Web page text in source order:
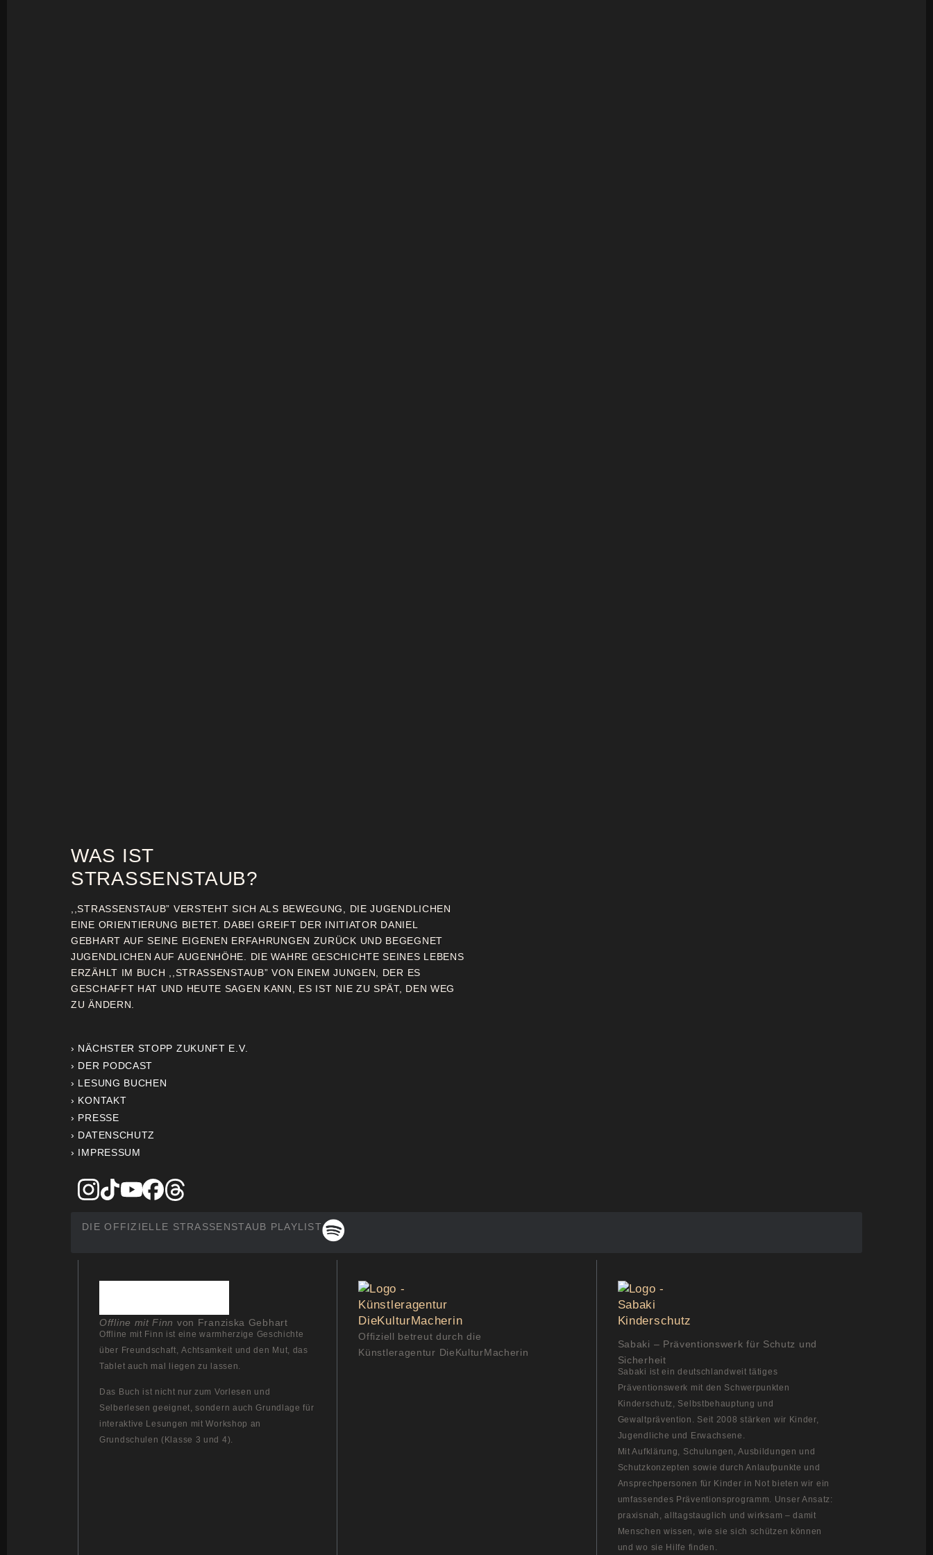
WAS IST
STRASSENSTAUB?
,,STRASSENSTAUB” VERSTEHT SICH ALS BEWEGUNG, DIE JUGENDLICHEN
EINE ORIENTIERUNG BIETET. DABEI GREIFT DER INITIATOR DANIEL
GEBHART AUF SEINE EIGENEN ERFAHRUNGEN ZURÜCK UND BEGEGNET
JUGENDLICHEN AUF AUGENHÖHE. DIE WAHRE GESCHICHTE SEINES LEBENS
ERZÄHLT IM BUCH ,,STRASSENSTAUB” VON EINEM JUNGEN, DER ES
GESCHAFFT HAT UND HEUTE SAGEN KANN, ES IST NIE ZU SPÄT, DEN WEG
ZU ÄNDERN.
› NÄCHSTER STOPP ZUKUNFT E.V.
› DER PODCAST
› LESUNG BUCHEN
› KONTAKT
› PRESSE
› DATENSCHUTZ
› IMPRESSUM
DIE OFFIZIELLE STRASSENSTAUB PLAYLIST
Offline mit Finn von Franziska Gebhart
Offline mit Finn ist eine warmherzige Geschichte
über Freundschaft, Achtsamkeit und den Mut, das
Tablet auch mal liegen zu lassen.
Das Buch ist nicht nur zum Vorlesen und
Selberlesen geeignet, sondern auch Grundlage für
interaktive Lesungen mit Workshop an
Grundschulen (Klasse 3 und 4).
Offiziell betreut durch die
Künstleragentur DieKulturMacherin
Sabaki – Präventionswerk für Schutz und
Sicherheit
Sabaki ist ein deutschlandweit tätiges
Präventionswerk mit den Schwerpunkten
Kinderschutz, Selbstbehauptung und
Gewaltprävention. Seit 2008 stärken wir Kinder,
Jugendliche und Erwachsene.
Mit Aufklärung, Schulungen, Ausbildungen und
Schutzkonzepten sowie durch Anlaufpunkte und
Ansprechpersonen für Kinder in Not bieten wir ein
umfassendes Präventionsprogramm. Unser Ansatz:
praxisnah, alltagstauglich und wirksam – damit
Menschen wissen, wie sie sich schützen können
und wo sie Hilfe finden.